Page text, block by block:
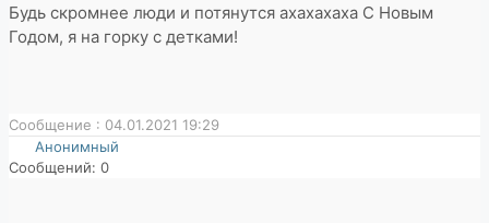
Будь скромнее люди и потянутся ахахахаха С Новым
Годом, я на горку с детками!
Сообщение : 04.01.2021 19:29
Анонимный
Сообщений: 0